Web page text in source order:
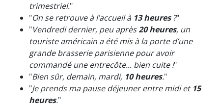
trimestriel."
"On se retrouve à l’accueil à 13 heures?"
"Vendredi dernier, peu après20 heures, un
touriste américain a été mis à la porte d’une
grande brasserie parisienne pour avoir
commandé une entrecôte... bien cuite !"
"Bien sûr, demain, mardi, 10 heures."
"Je prends ma pause déjeuner entre midi et 15
heures."